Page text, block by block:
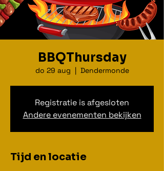
BBQThursday
do 29 aug
  |
Dendermonde
Registratie is afgesloten
Andere evenementen bekijken
Tijd en locatie